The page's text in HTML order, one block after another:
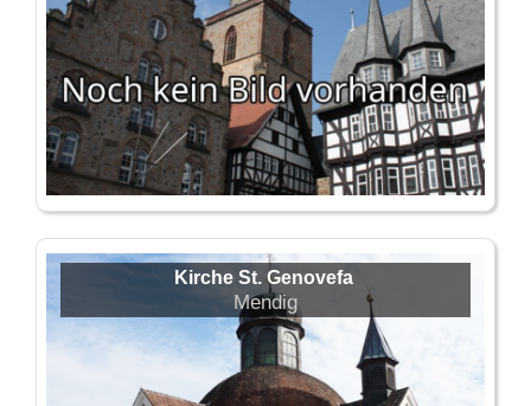
Kirche St. Genovefa
Mendig